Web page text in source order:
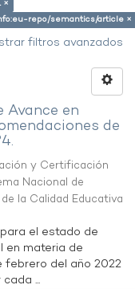
×
repo/semantics/article ×
filtros avanzados
Avance en
de
y Certificación
Nacional de
la Calidad Educativa
el estado de
en materia de
febrero del año 2022
...